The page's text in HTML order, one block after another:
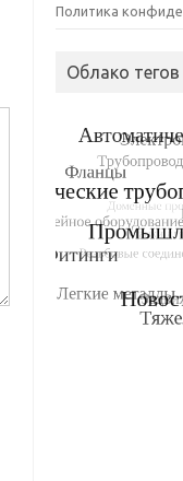
Политика
Облако тегов